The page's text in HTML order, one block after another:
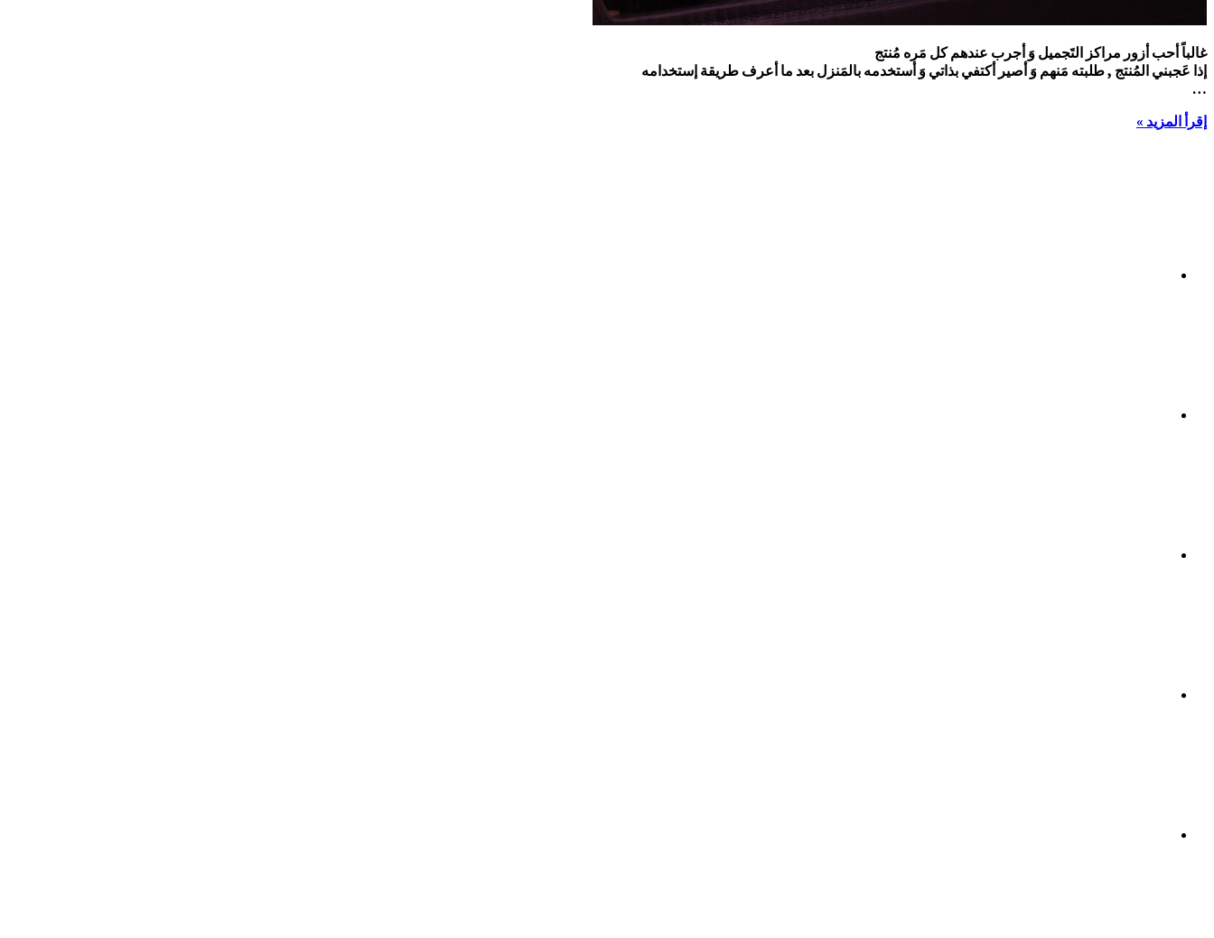
غالباً أحب أزور مراكز التَجميل وَ أجرب عندهم كل مَره مُنتج
إذا عَجبني المُنتج , طلبته مَنهم وَ أصير أكتفي بذاتي وَ أستخدمه بالمَنزل بعد ما أعرف طريقة إستخدامه
…
إقرأ المزيد »